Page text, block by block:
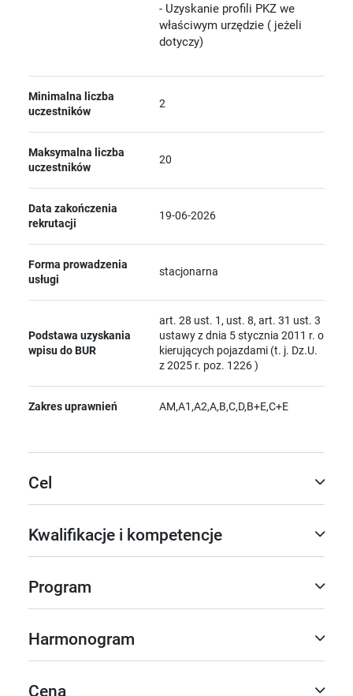
- Uzyskanie profili PKZ we
właściwym urzędzie ( jeżeli
dotyczy)
Minimalna liczba
uczestników
2
Maksymalna liczba
uczestników
20
Data zakończenia
rekrutacji
19-06-2026
Forma prowadzenia
usługi
stacjonarna
Podstawa uzyskania
wpisu do BUR
art. 28 ust. 1, ust. 8, art. 31 ust. 3
ustawy z dnia 5 stycznia 2011 r. o
kierujących pojazdami (t. j. Dz.U.
z 2025 r. poz. 1226 )
Zakres uprawnień AM,A1,A2,A,B,C,D,B+E,C+E
Cel
Kwalifikacje i kompetencje
Program
Harmonogram
Cena